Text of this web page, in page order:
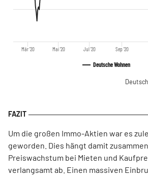
Deutsche Wohnen
Mär '20 Mai '20 Jul '20 Sep '20
Um die großen Immo-Aktien war es
geworden. Dies hängt damit
Preiswachstum bei Mieten und
verlangsamt ab. Einen massiven